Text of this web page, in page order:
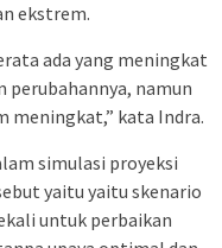
ekstrem.
ada yang meningkat
perubahannya, namun
meningkat,” kata Indra.
simulasi proyeksi
yaitu yaitu skenario
untuk perbaikan